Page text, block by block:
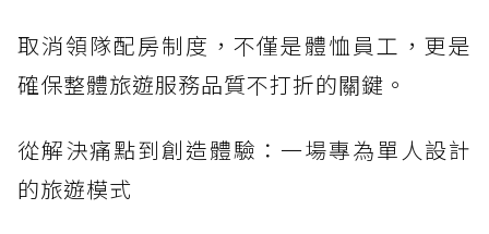
取消領隊配房制度，不僅是體恤員工，更是
確保整體旅遊服務品質不打折的關鍵。
從解決痛點到創造體驗：一場專為單人設計
的旅遊模式